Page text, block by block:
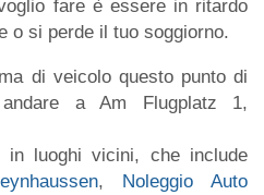
fare è essere in ritardo
o si perde il tuo soggiorno.
di veicolo questo punto di
a Am Flugplatz 1,
in luoghi vicini, che include
, Noleggio Auto